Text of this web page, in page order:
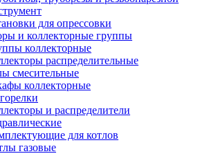
для опрессовки
и коллекторные группы
коллекторные
распределительные
смесительные
коллекторные
и распределители
для котлов
газовые